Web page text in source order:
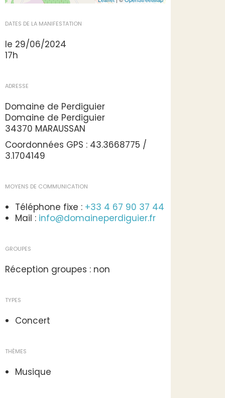
DATES DE LA MANIFESTATION
le 29/06/2024
17h
ADRESSE
Domaine de Perdiguier
Domaine de Perdiguier
34370 MARAUSSAN
Coordonnées GPS : 43.3668775 /
3.1704149
MOYENS DE COMMUNICATION
Téléphone fixe : +33 4 67 90 37 44
Mail : info@domaineperdiguier.fr
GROUPES
Réception groupes : non
TYPES
Concert
THÈMES
Musique